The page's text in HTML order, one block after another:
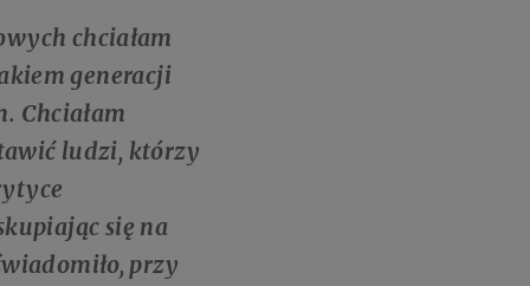
chciałam
generacji
Chciałam
ludzi, którzy
się na
przy